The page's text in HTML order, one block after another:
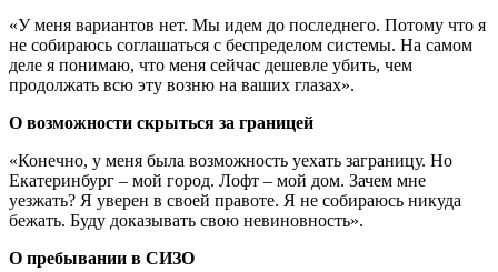
«У меня вариантов нет. Мы идем до последнего. Потому что я
не собираюсь соглашаться с беспределом системы. На самом
деле я понимаю, что меня сейчас дешевле убить, чем
продолжать всю эту возню на ваших глазах».
О возможности скрыться за границей
«Конечно, у меня была возможность уехать заграницу. Но
Екатеринбург – мой город. Лофт – мой дом. Зачем мне
уезжать? Я уверен в своей правоте. Я не собираюсь никуда
бежать. Буду доказывать свою невиновность».
О пребывании в СИЗО